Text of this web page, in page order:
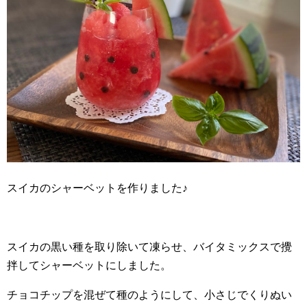
スイカのシャーベットを作りました♪
スイカの黒い種を取り除いて凍らせ、バイタミックスで攪
拌してシャーベットにしました。
チョコチップを混ぜて種のようにして、小さじでくりぬい